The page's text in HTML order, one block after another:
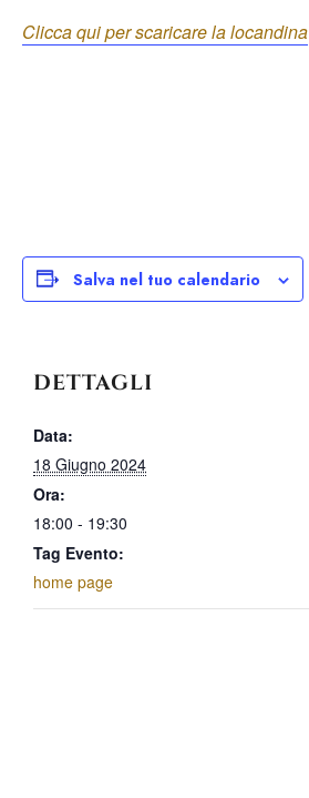
Clicca qui per scaricare la locandina
Salva nel tuo calendario
DETTAGLI
Data:
18 Giugno 2024
Ora:
18:00 - 19:30
Tag Evento:
home page